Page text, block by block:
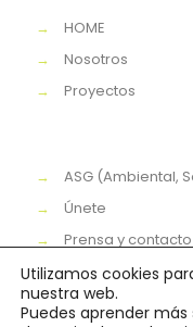
→
HOME
→
Nosotros
→
Proyectos
→
ASG (Ambiental,
→
Únete
→
Prensa y contacto
Utilizamos cookies
nuestra web.
Puedes aprender